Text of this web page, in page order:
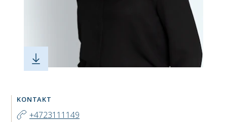
KONTAKT
+4723111149